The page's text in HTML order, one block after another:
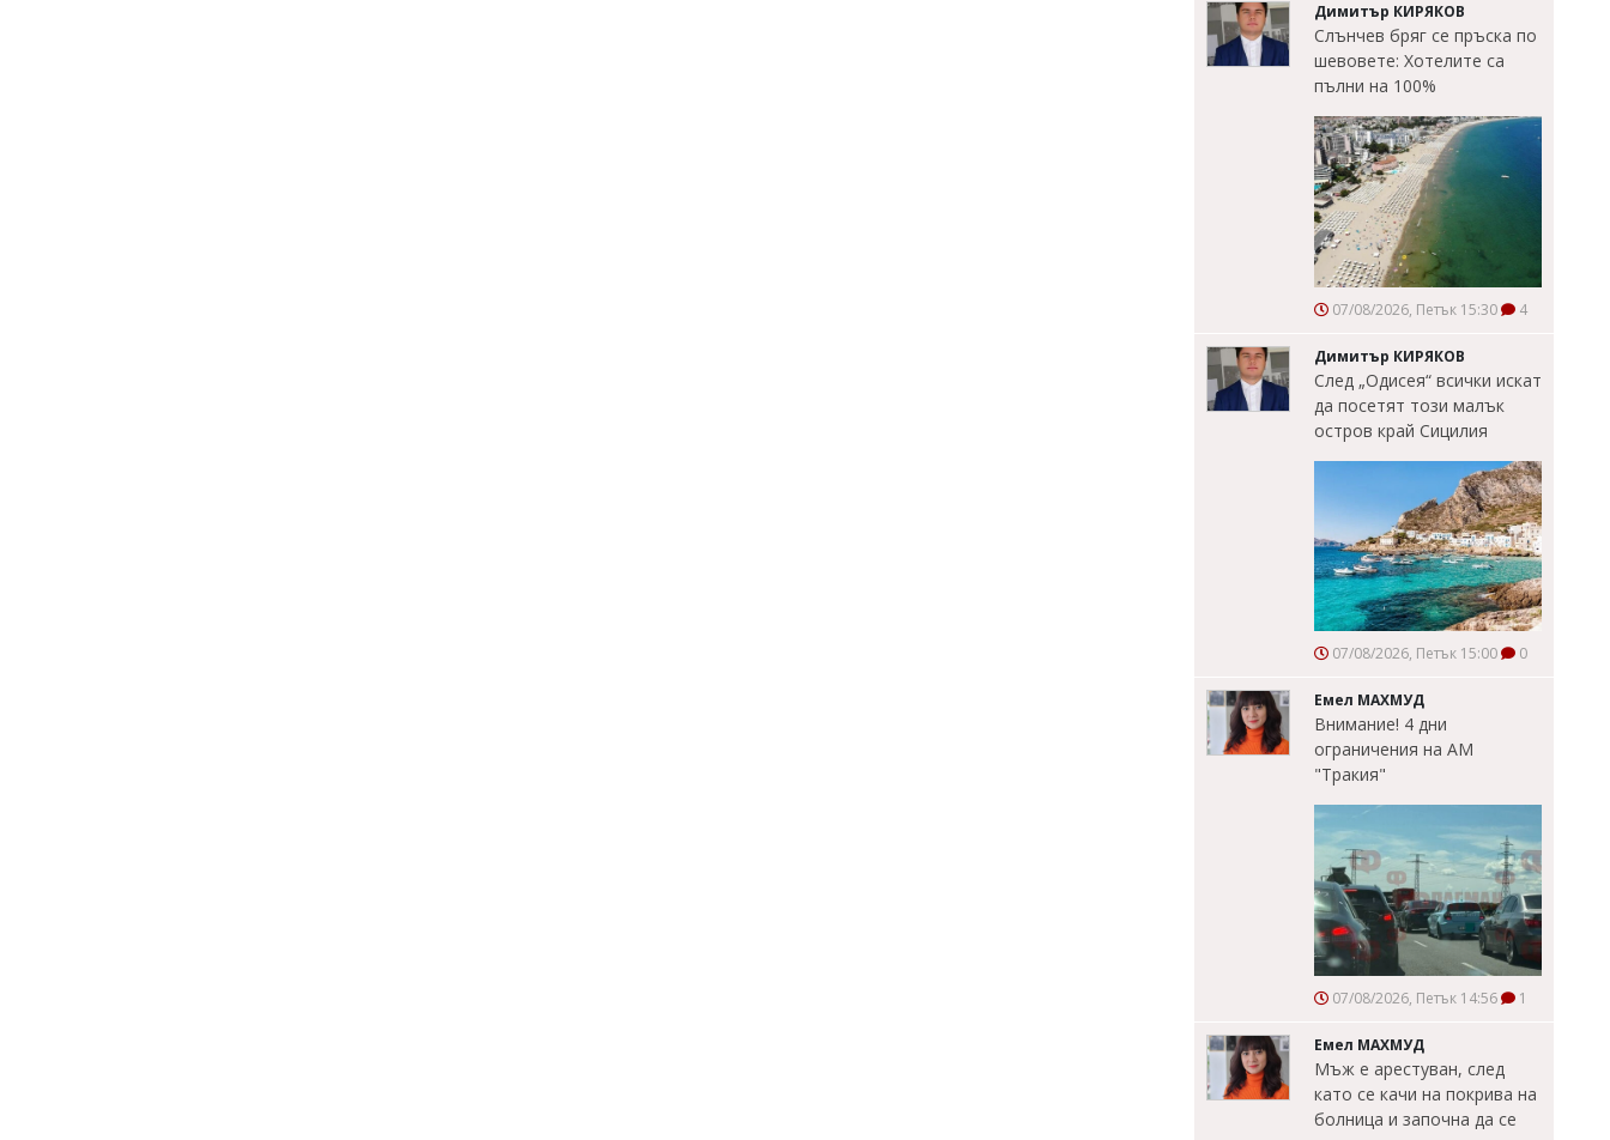
Димитър КИРЯКОВ
Слънчев бряг се пръска по
шевовете: Хотелите са
пълни на 100%
07/08/2026, Петък 15:30 4
Димитър КИРЯКОВ
След „Одисея“ всички искат
да посетят този малък
остров край Сицилия
07/08/2026, Петък 15:00 0
Емел МАХМУД
Внимание! 4 дни
ограничения на АМ
"Тракия"
07/08/2026, Петък 14:56 1
Емел МАХМУД
Мъж е арестуван, след
като се качи на покрива на
болница и започна да се